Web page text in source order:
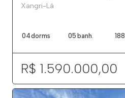
Xangri-Lá
04dorms 05 banh. 188
R$ 1.590.000,00